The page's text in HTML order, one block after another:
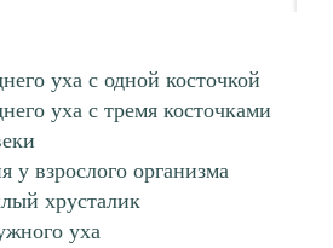
уха с одной косточкой
уха с тремя косточками
у взрослого организма
хрусталик
уха